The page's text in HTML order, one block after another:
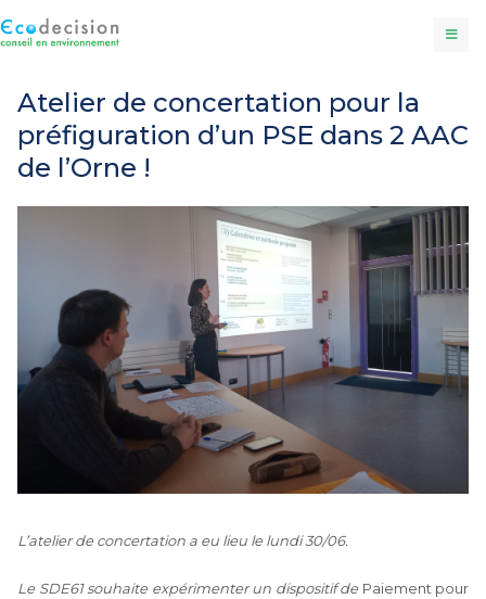
Atelier de concertation pour la
préfiguration d’un PSE dans 2 AAC
de l’Orne !
L’atelier de concertation a eu lieu le lundi 30/06.
Le SDE61 souhaite expérimenter un dispositif dePaiement pour